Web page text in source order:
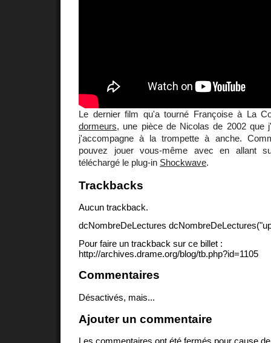
Le dernier film qu'a tourné Françoise à La
dormeurs, une pièce de Nicolas de 2002 que
j'accompagne à la trompette à anche.
pouvez jouer vous-même avec en allant
téléchargé le plug-in Shockwave.
Trackbacks
Aucun trackback.
dcNombreDeLectures
Pour faire un trackback sur ce billet :
http://archives.drame.org/blog/tb.php?id=1105
Commentaires
Désactivés, mais...
Ajouter un commentaire